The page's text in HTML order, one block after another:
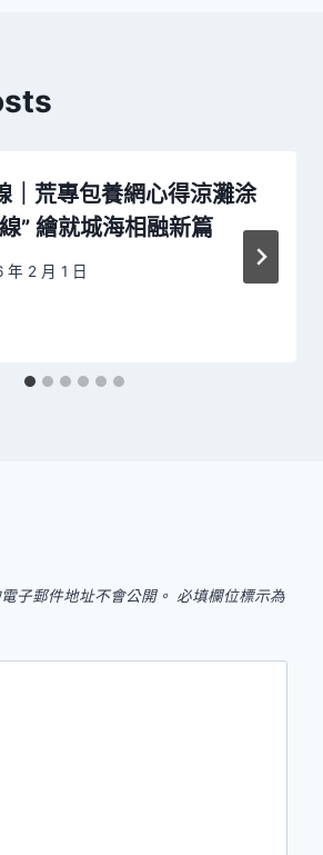
｜荒專包養網心得涼灘涂
” 繪就城海相融新篇
年 2 月 1 日
子郵件地址不會公開。 必填欄位標示為